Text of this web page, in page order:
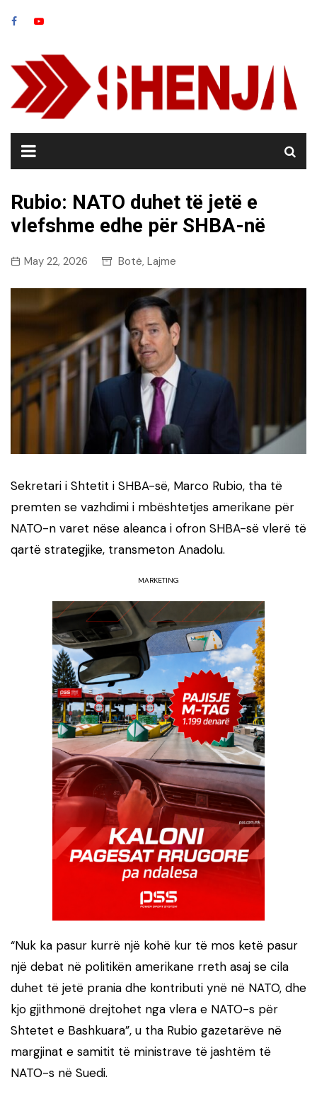
Rubio: NATO duhet të jetë e
vlefshme edhe për SHBA-në
May 22, 2026 Botë, Lajme
Sekretari i Shtetit i SHBA-së, Marco Rubio, tha të
premten se vazhdimi i mbështetjes amerikane për
NATO-n varet nëse aleanca i ofron SHBA-së vlerë të
qartë strategjike, transmeton Anadolu.
MARKETING
“Nuk ka pasur kurrë një kohë kur të mos ketë pasur
një debat në politikën amerikane rreth asaj se cila
duhet të jetë prania dhe kontributi ynë në NATO, dhe
kjo gjithmonë drejtohet nga vlera e NATO-s për
Shtetet e Bashkuara”, u tha Rubio gazetarëve në
margjinat e samitit të ministrave të jashtëm të
NATO-s në Suedi.